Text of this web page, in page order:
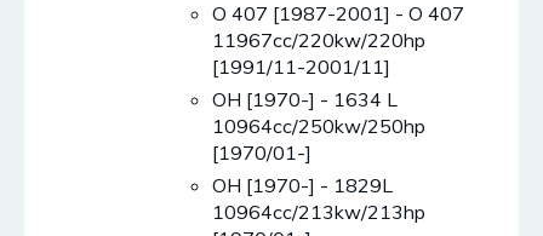
O 407 [1987-2001] - O 407
11967cc/220kw/220hp
[1991/11-2001/11]
OH [1970-] - 1634 L
10964cc/250kw/250hp
[1970/01-]
OH [1970-] - 1829L
10964cc/213kw/213hp